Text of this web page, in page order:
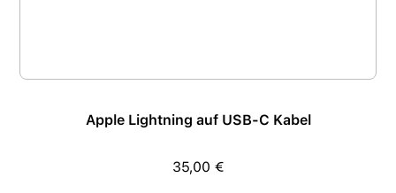
Apple Lightning auf USB-C Kabel
Regulärer Preis:
35,00 €